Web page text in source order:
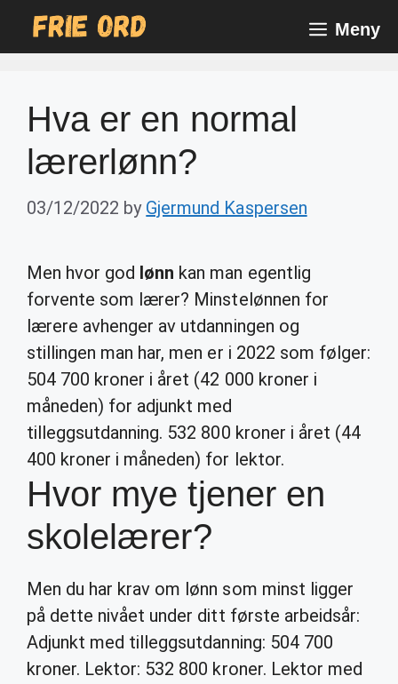
Meny
Hva er en normal
lærerlønn?
03/12/2022 by Gjermund Kaspersen
Men hvor god lønn kan man egentlig
forvente som lærer? Minstelønnen for
lærere avhenger av utdanningen og
stillingen man har, men er i 2022 som følger:
504 700 kroner i året (42 000 kroner i
måneden) for adjunkt med
tilleggsutdanning. 532 800 kroner i året (44
400 kroner i måneden) for lektor.
Hvor mye tjener en
skolelærer?
Men du har krav om lønn som minst ligger
på dette nivået under ditt første arbeidsår:
Adjunkt med tilleggsutdanning: 504 700
kroner. Lektor: 532 800 kroner. Lektor med